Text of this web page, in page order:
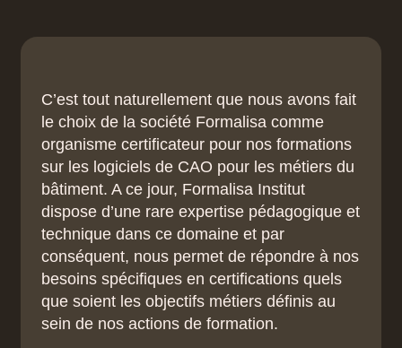
C’est tout naturellement que nous avons fait
le choix de la société Formalisa comme
organisme certificateur pour nos formations
sur les logiciels de CAO pour les métiers du
bâtiment. A ce jour, Formalisa Institut
dispose d’une rare expertise pédagogique et
technique dans ce domaine et par
conséquent, nous permet de répondre à nos
besoins spécifiques en certifications quels
que soient les objectifs métiers définis au
sein de nos actions de formation.